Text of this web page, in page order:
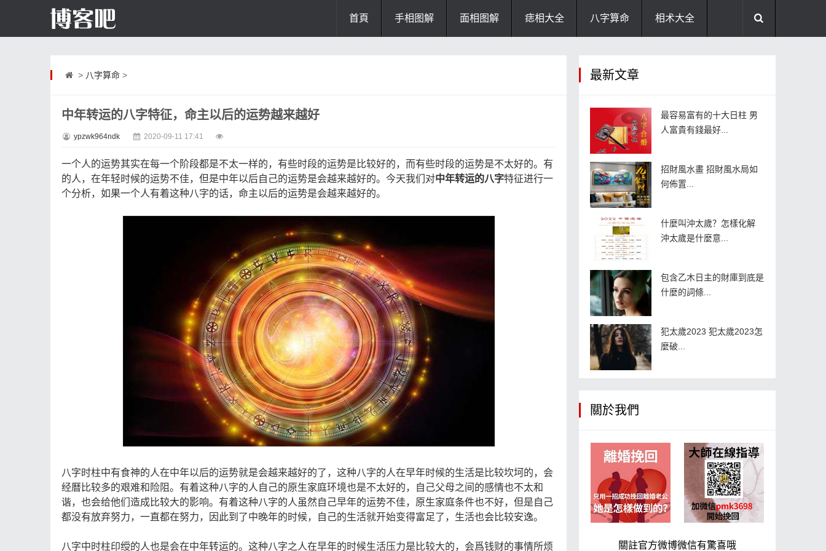
首頁 手相图解 面相图解 痣相大全 八字算命 相术大全
> 八字算命>
中年转运的八字特征，命主以后的运势越来越好
ypzwk964ndk 2020-09-11 17:41
一个人的运势其实在每一个阶段都是不太一样的，有些时段的运势是比较好的，而有些时段的运势是不太好的。有
的人，在年轻时候的运势不佳，但是中年以后自己的运势是会越来越好的。今天我们对中年转运的八字特征进行一
个分析，如果一个人有着这种八字的话，命主以后的运势是会越来越好的。
八字时柱中有食神的人在中年以后的运势就是会越来越好的了，这种八字的人在早年时候的生活是比较坎坷的，会
经曆比较多的艰难和险阻。有着这种八字的人自己的原生家庭环境也是不太好的，自己父母之间的感情也不太和
谐，也会给他们造成比较大的影响。有着这种八字的人虽然自己早年的运势不佳，原生家庭条件也不好，但是自己
都没有放弃努力，一直都在努力，因此到了中晚年的时候，自己的生活就开始变得富足了，生活也会比较安逸。
八字中时柱印绶的人也是会在中年转运的。这种八字之人在早年的时候生活压力是比较大的，会爲钱财的事情所烦
最新文章
最容易富有的十大日柱 男
人富貴有錢最好...
招財風水畫 招財風水局如
何佈置...
什麼叫沖太歲？怎樣化解
沖太歲是什麼意...
包含乙木日主的財庫到底是
什麼的詞條...
犯太歲2023 犯太歲2023怎
麼破...
關於我們
關註官方微博微信有驚喜哦